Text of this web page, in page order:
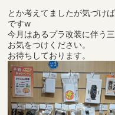
とか考えてましたが気づけ
ですw
今月はあるプラ改装に伴う
お気をつけください。
お待ちしております。